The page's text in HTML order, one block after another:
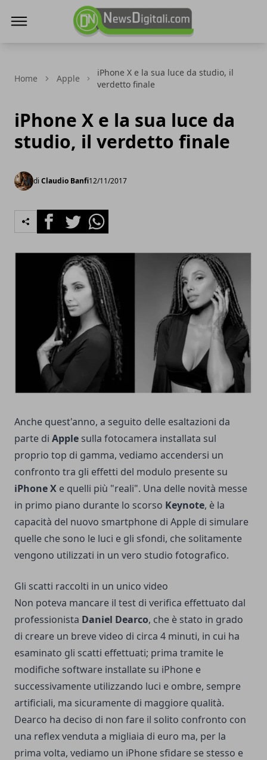
Home Apple
iPhone X e la sua luce da studio, il
verdetto finale
iPhone X e la sua luce da
studio, il verdetto finale
di Claudio Banfi12/11/2017
FacebookTwitterWhatsapp
Anche quest'anno, a seguito delle esaltazioni da
parte di Apple sulla fotocamera installata sul
proprio top di gamma, vediamo accendersi un
confronto tra gli effetti del modulo presente su
iPhone X e quelli più "reali". Una delle novità messe
in primo piano durante lo scorso Keynote, è la
capacità del nuovo smartphone di Apple di simulare
quelle che sono le luci e gli sfondi, che solitamente
vengono utilizzati in un vero studio fotografico.
Gli scatti raccolti in un unico video
Non poteva mancare il test di verifica effettuato dal
professionista Daniel Dearco, che è stato in grado
di creare un breve video di circa 4 minuti, in cui ha
esaminato gli scatti effettuati; prima tramite le
modifiche software installate su iPhone e
successivamente utilizzando luci e ombre, sempre
artificiali, ma sicuramente di maggiore qualità.
Dearco ha deciso di non fare il solito confronto con
una reflex venduta a migliaia di euro ma, per la
prima volta, vediamo un iPhone sfidare se stesso e